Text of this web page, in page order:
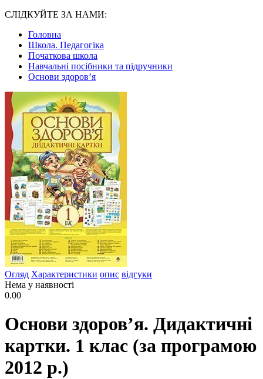
СЛІДКУЙТЕ ЗА НАМИ:
Головна
Школа. Педагогіка
Початкова школа
Навчальні посібники та підручники
Основи здоров’я
Огляд Характеристики опис відгуки
Нема у наявності
0.00
Основи здоров’я. Дидактичні
картки. 1 клас (за програмою
2012 р.)